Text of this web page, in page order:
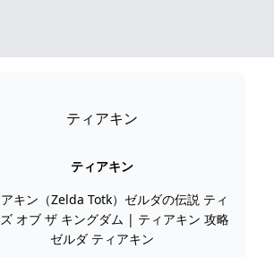
ティアキン
ティアキン
キン（Zelda Totk）ゼルダの伝説 ティ
オブ ザ キングダム | ティアキン 攻略
ゼルダ ティアキン